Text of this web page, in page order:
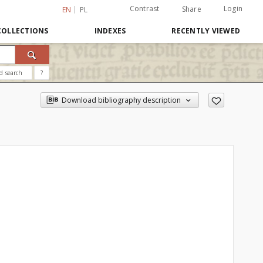
EN PL Contrast Share Login
INDEXES RECENTLY VIEWED
search ?
Download bibliography description